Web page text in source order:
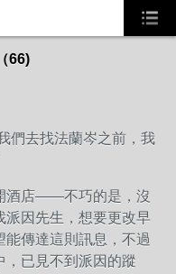
66)
們去找法蘭岑之前，我
酒店——不巧的是，沒
派因先生，想要更改早
能傳達這則訊息，不過
，已見不到派因的蹤